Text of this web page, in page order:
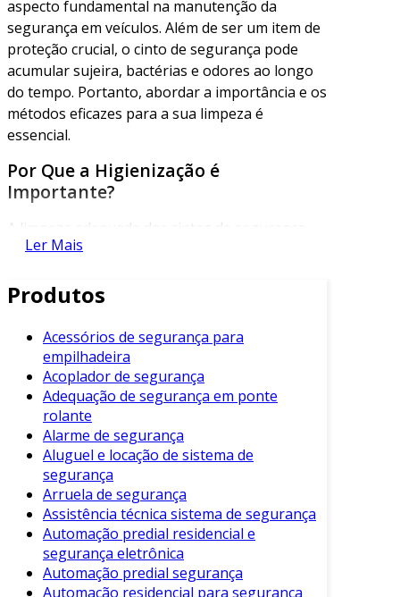
aspecto fundamental na manutenção da
segurança em veículos. Além de ser um item de
proteção crucial, o cinto de segurança pode
acumular sujeira, bactérias e odores ao longo
do tempo. Portanto, abordar a importância e os
métodos eficazes para a sua limpeza é
essencial.
Por Que a Higienização é
Importante?
A limpeza adequada dos cintos de segurança
não é apenas uma questão estética. Ela
ocupantes do veículo. Cintos sujos podem
prejudiciais. Assim, a higienização garante um
ambiente mais seguro e saudável.
Além disso, a manutenção dos cintos contribui
para sua durabilidade. Poeira e sujeira podem
causar desgaste prematuro do tecido,
comprometendo sua função. Portanto, a
higienização regular é uma prática
recomendada para qualquer proprietário de
veículo.
Métodos de Higienização
Existem diversos métodos para realizar a
Ler Mais
Produtos
Acessórios de segurança para
empilhadeira
Acoplador de segurança
Adequação de segurança em ponte
rolante
Alarme de segurança
Aluguel e locação de sistema de
segurança
Arruela de segurança
Assistência técnica sistema de segurança
Automação predial residencial e
segurança eletrônica
Automação predial segurança
Automação residencial para segurança